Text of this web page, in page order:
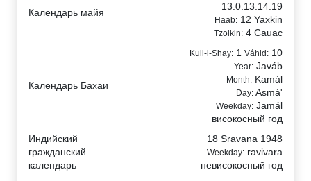
Календарь майя
13.0.13.14.19
Haab: 12 Yaxkin
Tzolkin: 4 Cauac
Календарь Бахаи
Kull-i-Shay: 1 Váhid: 10
Year: Javáb
Month: Kamál
Day: Asmá'
Weekday: Jamál
високосный год
Индийский
гражданский
календарь
18 Sravana 1948
Weekday: ravivara
невисокосный год